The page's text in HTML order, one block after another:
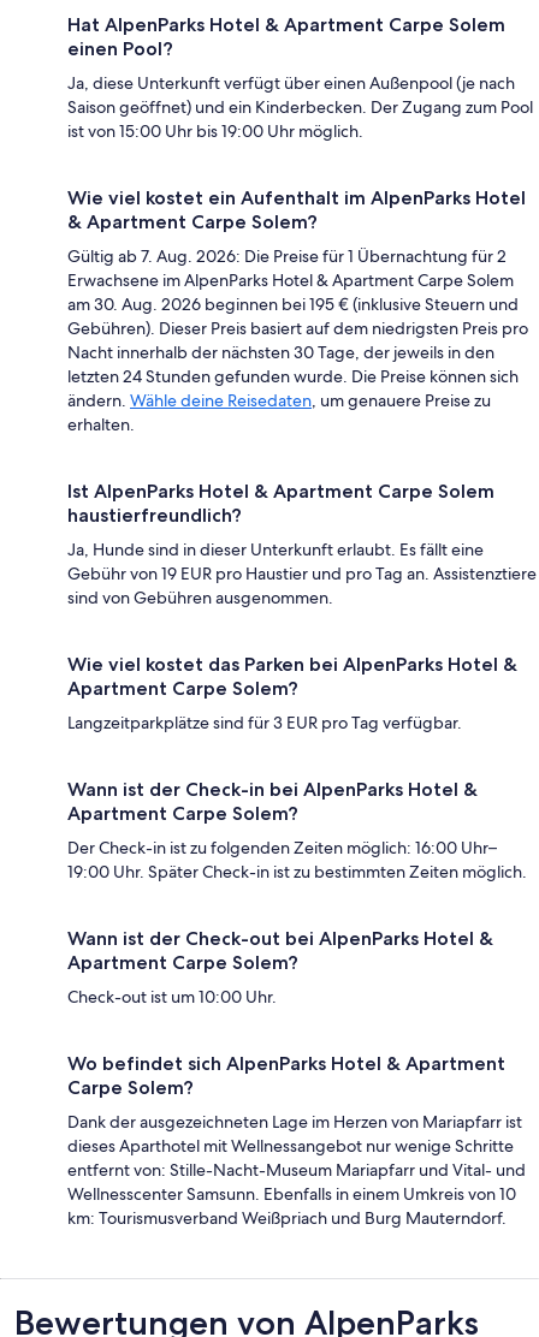
Hat AlpenParks Hotel & Apartment Carpe Solem
einen Pool?
Ja, diese Unterkunft verfügt über einen Außenpool (je nach
Saison geöffnet) und ein Kinderbecken. Der Zugang zum Pool
ist von 15:00 Uhr bis 19:00 Uhr möglich.
Wie viel kostet ein Aufenthalt im AlpenParks Hotel
& Apartment Carpe Solem?
Gültig ab 7. Aug. 2026: Die Preise für 1 Übernachtung für 2
Erwachsene im AlpenParks Hotel & Apartment Carpe Solem
am 30. Aug. 2026 beginnen bei 195 € (inklusive Steuern und
Gebühren). Dieser Preis basiert auf dem niedrigsten Preis pro
Nacht innerhalb der nächsten 30 Tage, der jeweils in den
letzten 24 Stunden gefunden wurde. Die Preise können sich
ändern. Wähle deine Reisedaten, um genauere Preise zu
erhalten.
Ist AlpenParks Hotel & Apartment Carpe Solem
haustierfreundlich?
Ja, Hunde sind in dieser Unterkunft erlaubt. Es fällt eine
Gebühr von 19 EUR pro Haustier und pro Tag an. Assistenztiere
sind von Gebühren ausgenommen.
Wie viel kostet das Parken bei AlpenParks Hotel &
Apartment Carpe Solem?
Langzeitparkplätze sind für 3 EUR pro Tag verfügbar.
Wann ist der Check-in bei AlpenParks Hotel &
Apartment Carpe Solem?
Der Check-in ist zu folgenden Zeiten möglich: 16:00 Uhr–
19:00 Uhr. Später Check-in ist zu bestimmten Zeiten möglich.
Wann ist der Check-out bei AlpenParks Hotel &
Apartment Carpe Solem?
Check-out ist um 10:00 Uhr.
Wo befindet sich AlpenParks Hotel & Apartment
Carpe Solem?
Dank der ausgezeichneten Lage im Herzen von Mariapfarr ist
dieses Aparthotel mit Wellnessangebot nur wenige Schritte
entfernt von: Stille-Nacht-Museum Mariapfarr und Vital- und
Wellnesscenter Samsunn. Ebenfalls in einem Umkreis von 10
km: Tourismusverband Weißpriach und Burg Mauterndorf.
Bewertungen
Bewertungen von AlpenParks